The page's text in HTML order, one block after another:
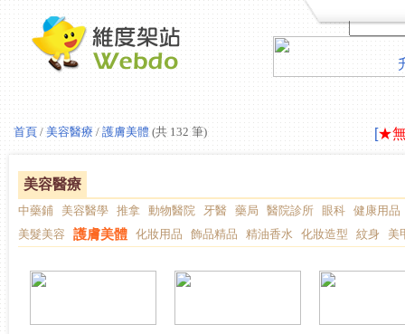
[★
首頁 /美容醫療 /護膚美體(共 132 筆)
美容醫療
中藥鋪 美容醫學 推拿 動物醫院 牙醫 藥局 醫院診所 眼科 健康用品
美髮美容
護膚美體 化妝用品 飾品精品 精油香水 化妝造型 紋身 美